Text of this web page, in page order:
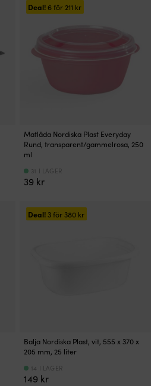
var:
Deal! 6 för 211 kr
Matlåda Nordiska Plast Everyday
Rund, transparent/gammelrosa, 250
ml
39 kr
31 I LAGER
Deal!3 för380 kr
Balja Nordiska Plast, vit, 555 x 370 x
205 mm, 25 liter
149 kr
14 I LAGER